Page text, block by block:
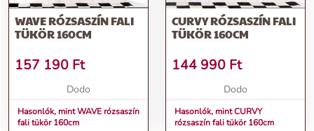
WAVE RÓZSASZÍN FALI
TÜKÖR 160CM
157 190 Ft
Dodo
Hasonlók, mint WAVE rózsaszín
fali tükör 160cm
CURVY RÓZSASZÍN FALI
TÜKÖR 160CM
144 990 Ft
Dodo
Hasonlók, mint CURVY
rózsaszín fali tükör 160cm